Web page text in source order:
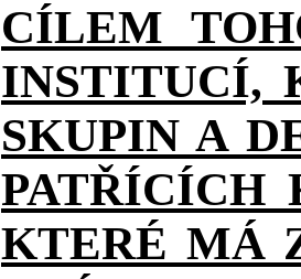
CÍLEM
INSTITUCÍ,
SKUPIN A
PATŘÍCÍCH
KTERÉ MÁ